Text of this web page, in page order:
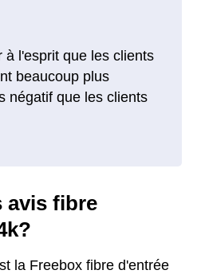
à l'esprit que les clients
beaucoup plus
négatif que les clients
avis fibre
la Freebox fibre d'entrée